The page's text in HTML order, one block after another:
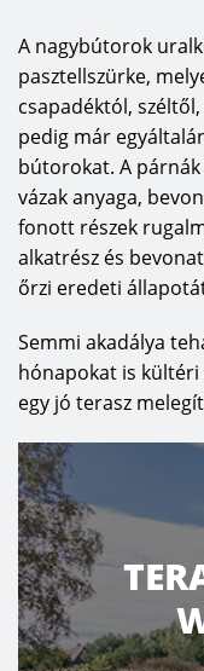
A nagybútorok
pasztellszürke,
csapadéktól,
pedig már
bútorokat. A
vázak anyaga,
fonott részek
alkatrész és
őrzi eredeti
Semmi akadálya
hónapokat is
egy jó terasz